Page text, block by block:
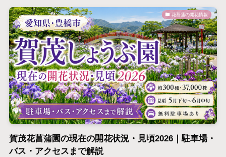
花菖蒲の開花情報
賀茂花菖蒲園の現在の開花状況・見頃2026｜駐車場・
バス・アクセスまで解説